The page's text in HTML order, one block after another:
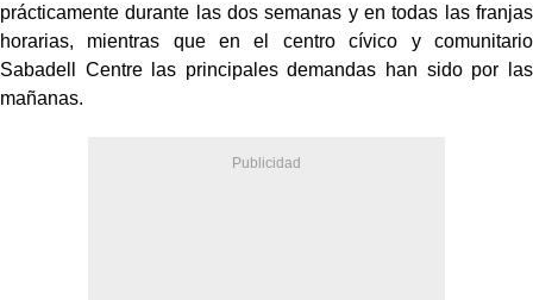
prácticamente durante las dos semanas y en todas las franjas
horarias, mientras que en el centro cívico y comunitario
Sabadell Centre las principales demandas han sido por las
mañanas.